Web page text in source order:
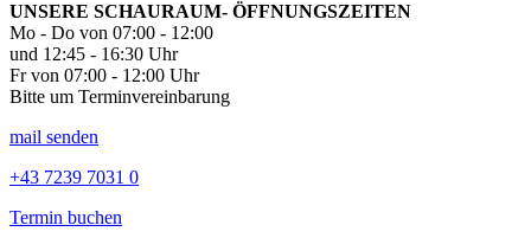
UNSERE SCHAURAUM- ÖFFNUNGSZEITEN
Mo - Do von 07:00 - 12:00
und 12:45 - 16:30 Uhr
Fr von 07:00 - 12:00 Uhr
Bitte um Terminvereinbarung
mail senden
+43 7239 7031 0
Termin buchen